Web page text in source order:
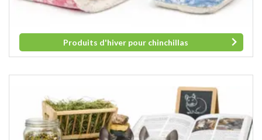
Produits d'hiver pour chinchillas